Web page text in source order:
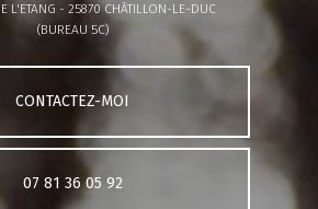
L'ETANG - 25870 CHÂTILLON-LE-DUC
(BUREAU 5C)
CONTACTEZ-MOI
07 81 36 05 92